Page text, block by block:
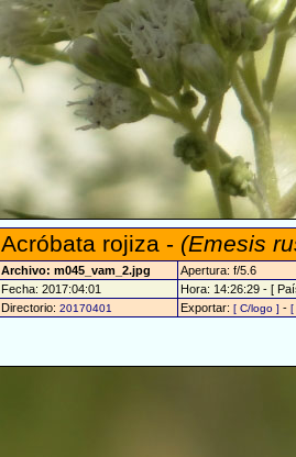
Acróbata rojiza - (Emesis
Archivo: m045_vam_2.jpg
Apertura: f/5.6
Fecha: 2017:04:01
Hora: 14:26:29 - [
Directorio: 20170401 Exportar: [ C/logo ] - [